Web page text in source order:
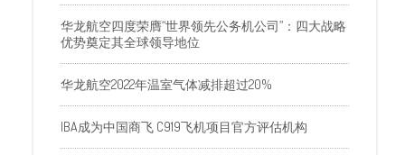
华龙航空四度荣膺“世界领先公务机公司”：四大战略
优势奠定其全球领导地位
华龙航空2022年温室气体减排超过20%
IBA成为中国商飞 C919飞机项目官方评估机构